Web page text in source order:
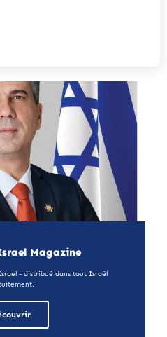
Magazine
- distribué dans tout Israël